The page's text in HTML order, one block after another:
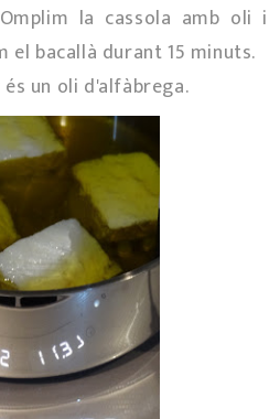
la cassola amb oli i
el bacallà durant 15 minuts.
un oli d'alfàbrega.